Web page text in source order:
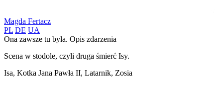
Magda Fertacz
PL DE UA
Ona zawsze tu była. Opis zdarzenia
Scena w stodole, czyli druga śmierć Isy.
Isa, Kotka Jana Pawła II, Latarnik, Zosia